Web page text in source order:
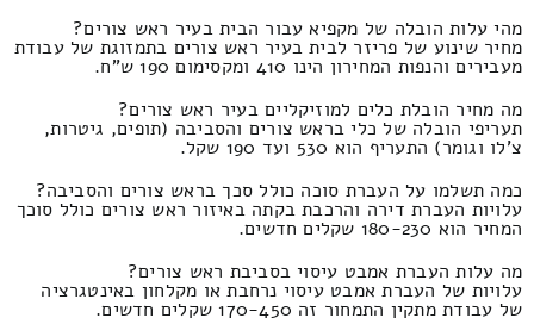
מהי עלות הובלה של מקפיא עבור הבית בעיר ראש צורים?
מחיר שינוע של פריזר לבית בעיר ראש צורים בתמזוגת של עבודת
מעבירים והנפות המחירון הינו 410 ומקסימום 190 ש"ח.
מה מחיר הובלת כלים למוזיקליים בעיר ראש צורים?
תעריפי הובלה של כלי בראש צורים והסביבה (תופים, גיטרות,
צ'לו וגומר) התעריף הוא 530 ועד 190 שקל.
כמה תשלמו על העברת סוכה כולל סכך בראש צורים והסביבה?
עלויות העברת דירה והרכבת בקתה באיזור ראש צורים כולל סוכך
המחיר הוא 180-230 שקלים חדשים.
מה עלות העברת אמבט עיסוי בסביבת ראש צורים?
עלויות של העברת אמבט עיסוי נרחבת או מקלחון באינטגרציה
של עבודת מתקין התמחור זה 170-450 שקלים חדשים.